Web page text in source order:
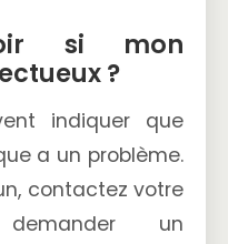
si mon
?
indiquer que
a un problème.
contactez votre
un